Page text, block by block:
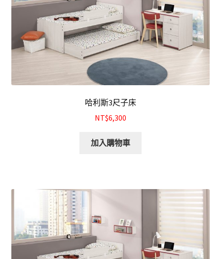
哈利斯3尺子床
NT$6,300
加入購物車